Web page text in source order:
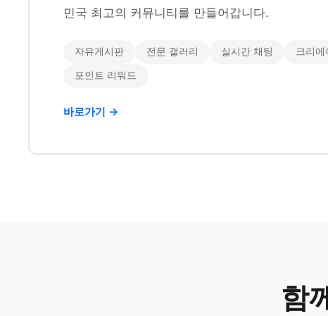
민국 최고의 커뮤니티를 만들어갑니다.
자유게시판 전문 갤러리 실시간 채팅 크리에
포인트 리워드
바로가기 →
함